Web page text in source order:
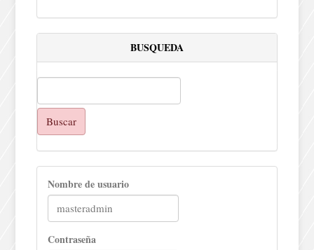
BUSQUEDA
Buscar
Nombre de usuario
Contraseña